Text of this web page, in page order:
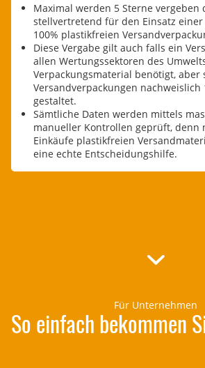
Maximal werden 5 Sterne vergeben
stellvertretend für den Einsatz
100% plastikfreien
Diese Vergabe gilt auch falls ein
allen Wertungssektoren des
Verpackungsmaterial benötigt, aber
Versandverpackungen nachweislich
gestaltet.
Sämtliche Daten werden mittels
manueller Kontrollen geprüft, denn
Einkäufe plastikfreien
eine echte Entscheidungshilfe.
Für Unternehmen
So einfach bekommen